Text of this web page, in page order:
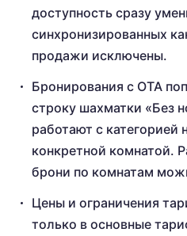
доступность сразу
синхронизированных
продажи исключены.
Бронирования с OTA
строку шахматки «Без
работают с категорией
конкретной комнатой.
брони по комнатам
Цены и ограничения
только в основные